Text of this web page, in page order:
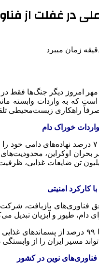
در غفلت از
امروز دیگر جنگ‌ها فقط در
که به واردات وابسته
راهکاری زیست‌محیطی
خوراک دام
ایران سالانه بیش از ۷۰ درصد
بحران اوکراین،
دام، طیور و آبزیان تبدیل
این فناوری می‌تواند تا ۹۹
مسیر ایران را از
نوین در کشور